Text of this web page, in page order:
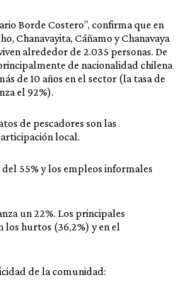
Borde Costero”, confirma que en
Chanavayita, Cáñamo y Chanavaya
alrededor de 2.035 personas. De
de nacionalidad chilena
de 10 años en el sector (la tasa de
el 92%).
de pescadores son las
local.
55% y los empleos informales
un 22%. Los principales
los hurtos (36,2%) y en el
de la comunidad: